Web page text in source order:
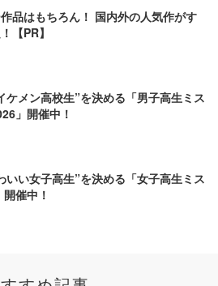
品はもちろん！ 国内外の人気作がす
【PR】
ケメン高校生”を決める「男子高生ミス
」開催中！
いい女子高生”を決める「女子高生ミス
催中！